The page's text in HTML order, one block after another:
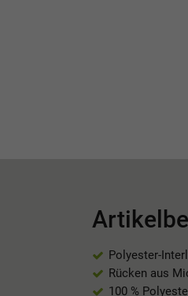
Polyester-
Rücken aus
100 %